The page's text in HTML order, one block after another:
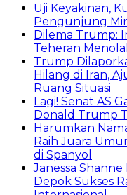
Uji Keyakinan,
Pengunjung
Dilema Trump:
Teheran
Trump
Hilang di Iran,
Ruang Situasi
Lagi! Senat AS
Donald Trump
Harumkan
Raih Juara
di Spanyol
Janessa
Depok Sukses